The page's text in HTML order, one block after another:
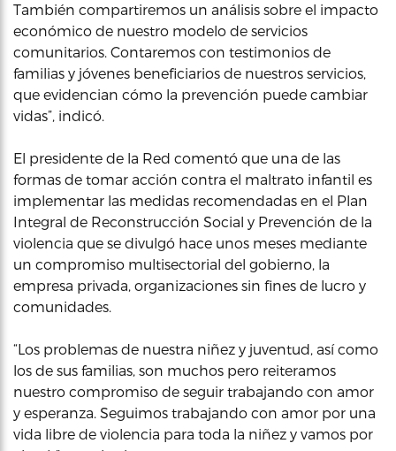
También compartiremos un análisis sobre el impacto
económico de nuestro modelo de servicios
comunitarios. Contaremos con testimonios de
familias y jóvenes beneficiarios de nuestros servicios,
que evidencian cómo la prevención puede cambiar
vidas”, indicó.
El presidente de la Red comentó que una de las
formas de tomar acción contra el maltrato infantil es
implementar las medidas recomendadas en el Plan
Integral de Reconstrucción Social y Prevención de la
violencia que se divulgó hace unos meses mediante
un compromiso multisectorial del gobierno, la
empresa privada, organizaciones sin fines de lucro y
comunidades.
“Los problemas de nuestra niñez y juventud, así como
los de sus familias, son muchos pero reiteramos
nuestro compromiso de seguir trabajando con amor
y esperanza. Seguimos trabajando con amor por una
vida libre de violencia para toda la niñez y vamos por